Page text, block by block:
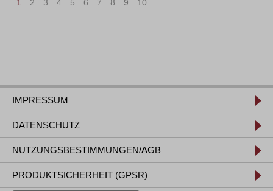
1 2 3 4 5 6 7 8 9 10
IMPRESSUM
DATENSCHUTZ
NUTZUNGSBESTIMMUNGEN/AGB
PRODUKTSICHERHEIT (GPSR)